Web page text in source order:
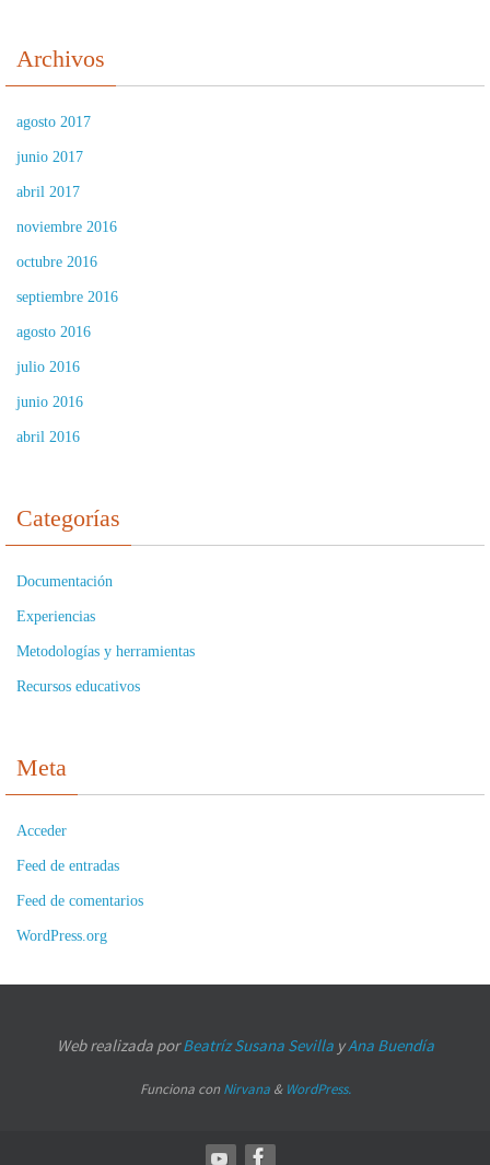
Archivos
agosto 2017
junio 2017
abril 2017
noviembre 2016
octubre 2016
septiembre 2016
agosto 2016
julio 2016
junio 2016
abril 2016
Categorías
Documentación
Experiencias
Metodologías y herramientas
Recursos educativos
Meta
Acceder
Feed de entradas
Feed de comentarios
WordPress.org
Web realizada porBeatríz Susana Sevilla yAna Buendía
Funciona con Nirvana& WordPress.